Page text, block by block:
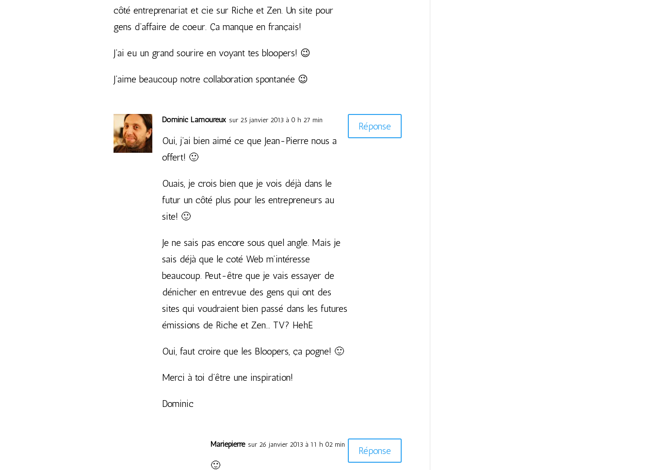
côté entreprenariat et cie sur Riche et Zen. Un site pour
gens d’affaire de coeur. Ça manque en français!
J’ai eu un grand sourire en voyant tes bloopers! 😉
J’aime beaucoup notre collaboration spontanée 😉
Dominic Lamoureux sur 25 janvier 2013 à 0 h 27 min
Oui, j’ai bien aimé ce que Jean-Pierre nous a
offert! 🙂
Ouais, je crois bien que je vois déjà dans le
futur un côté plus pour les entrepreneurs au
site! 🙂
Je ne sais pas encore sous quel angle. Mais je
sais déjà que le coté Web m’intéresse
beaucoup. Peut-être que je vais essayer de
dénicher en entrevue des gens qui ont des
sites qui voudraient bien passé dans les futures
émissions de Riche et Zen… TV? HehE
Oui, faut croire que les Bloopers, ça pogne! 🙂
Merci à toi d’être une inspiration!
Dominic
Réponse
Mariepierre sur 26 janvier 2013 à 11 h 02 min
🙂
Réponse